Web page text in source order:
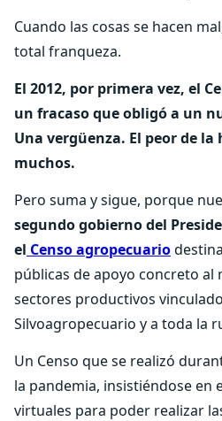
Cuando las cosas se hacen
total franqueza.
El 2012, por primera vez, el
un fracaso que obligó a un
Una vergüenza. El peor de
muchos.
Pero suma y sigue, porque
segundo gobierno del
el Censo agropecuario
públicas de apoyo concreto al
sectores productivos
Silvoagropecuario y a toda la
Un Censo que se realizó
la pandemia, insistiéndose en
virtuales para poder realizar